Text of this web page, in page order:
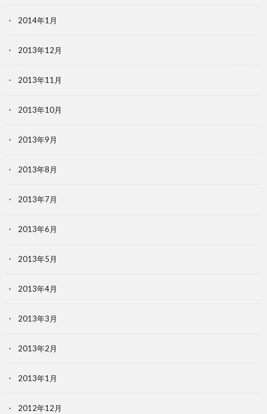
2014年1月
2013年12月
2013年11月
2013年10月
2013年9月
2013年8月
2013年7月
2013年6月
2013年5月
2013年4月
2013年3月
2013年2月
2013年1月
2012年12月